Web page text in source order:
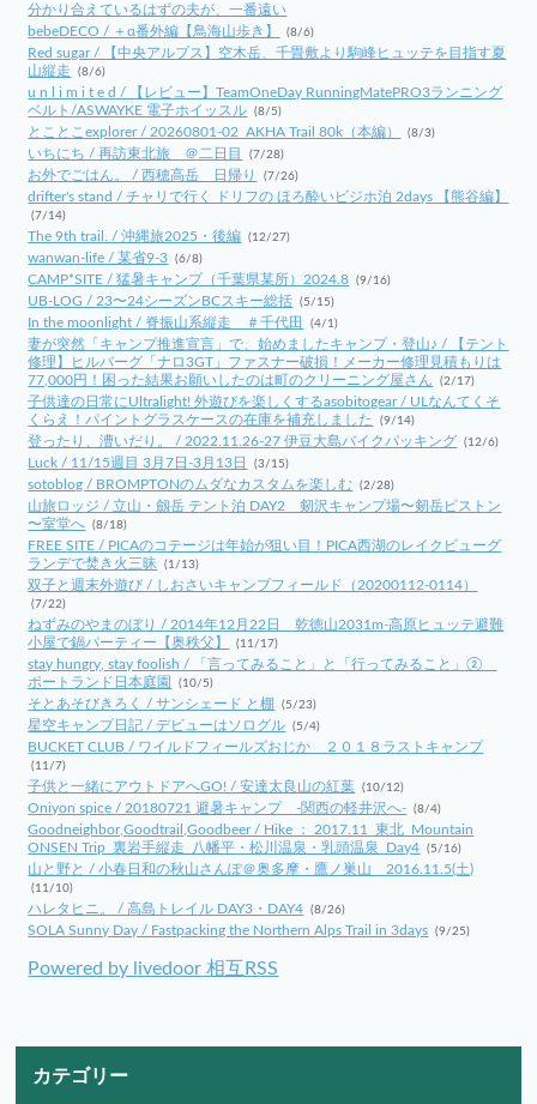
分かり合えているはずの夫が、一番遠い
bebeDECO / ＋α番外編【鳥海山歩き】
(8/6)
Red sugar / 【中央アルプス】空木岳、千畳敷より駒峰ヒュッテを目指す夏
山縦走
(8/6)
u n l i m i t e d / 【レビュー】TeamOneDay RunningMatePRO3ランニング
ベルト/ASWAYKE 電子ホイッスル (8/5)
とことこexplorer / 20260801-02_AKHA Trail 80k（本編） (8/3)
いちにち / 再訪東北旅 ＠二日目 (7/28)
お外でごはん。 / 西穂高岳 日帰り (7/26)
drifter's stand / チャリで行く ドリフの ほろ酔いビジホ泊 2days 【熊谷編】
(7/14)
The 9th trail. / 沖縄旅2025・後編 (12/27)
wanwan-life / 某省9-3 (6/8)
CAMP*SITE / 猛暑キャンプ（千葉県某所）2024.8 (9/16)
UB-LOG / 23〜24シーズンBCスキー総括 (5/15)
In the moonlight / 脊振山系縦走 ＃千代田 (4/1)
妻が突然「キャンプ推進宣言」で、始めましたキャンプ・登山♪ / 【テント
修理】ヒルバーグ「ナロ3GT」ファスナー破損！メーカー修理見積もりは
77,000円！困った結果お願いしたのは町のクリーニング屋さん
(2/17)
子供達の日常にUltralight! 外遊びを楽しくするasobitogear / ULなんてくそ
くらえ！パイントグラスケースの在庫を補充しました
(9/14)
登ったり、漕いだり。 / 2022.11.26-27 伊豆大島バイクパッキング (12/6)
Luck / 11/15週目 3月7日-3月13日 (3/15)
sotoblog / BROMPTONのムダなカスタムを楽しむ (2/28)
山旅ロッジ / 立山・劔岳 テント泊 DAY2 剱沢キャンプ場〜剱岳ピストン
〜室堂へ (8/18)
FREE SITE / PICAのコテージは年始が狙い目！PICA西湖のレイクビューグ
ランデで焚き火三昧
(1/13)
双子と週末外遊び / しおさいキャンプフィールド（20200112-0114）
(7/22)
ねずみのやまのぼり / 2014年12月22日 乾徳山2031m-高原ヒュッテ避難
小屋で鍋パーティー【奥秩父】
(11/17)
stay hungry, stay foolish / 「言ってみること」と「行ってみること」②
ポートランド日本庭園
(10/5)
そとあそびきろく / サンシェード と棚 (5/23)
星空キャンプ日記 / デビューはソログル (5/4)
BUCKET CLUB / ワイルドフィールズおじか ２０１８ラストキャンプ
(11/7)
子供と一緒にアウトドアへGO! / 安達太良山の紅葉 (10/12)
Oniyon spice / 20180721 避暑キャンプ -関西の軽井沢へ- (8/4)
Goodneighbor,Goodtrail,Goodbeer / Hike ： 2017.11_東北_Mountain
ONSEN Trip_裏岩手縦走_八幡平・松川温泉・乳頭温泉_Day4 (5/16)
山と野と / 小春日和の秋山さんぽ＠奥多摩・鷹ノ巣山 2016.11.5(土)
(11/10)
ハレタヒニ。 / 高島トレイル DAY3・DAY4 (8/26)
SOLA Sunny Day / Fastpacking the Northern Alps Trail in 3days (9/25)
Powered by livedoor 相互RSS
カテゴリー